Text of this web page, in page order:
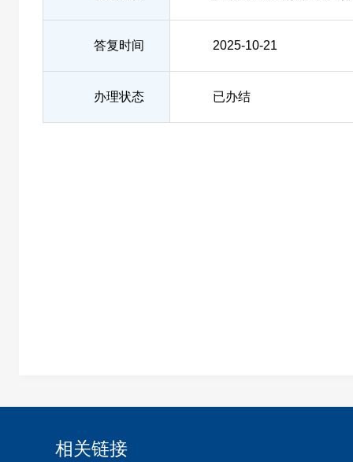
答复时间 2025-10-21
办理状态 已办结
相关链接